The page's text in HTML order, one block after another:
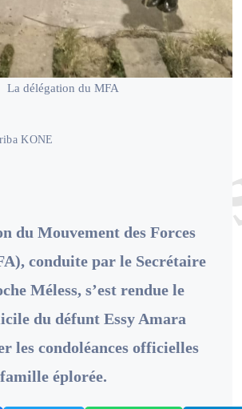
La délégation du MFA
KONE
du Mouvement des Forces
conduite par le Secrétaire
Méless, s’est rendue le
du défunt Essy Amara
les condoléances officielles
éplorée.